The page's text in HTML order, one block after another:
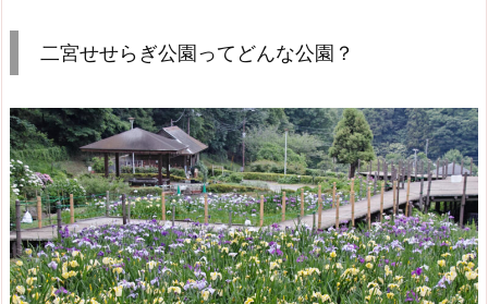
二宮せせらぎ公園ってどんな公園？